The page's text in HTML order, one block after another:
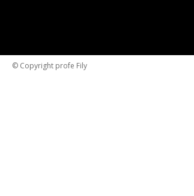
© Copyright profe Fily